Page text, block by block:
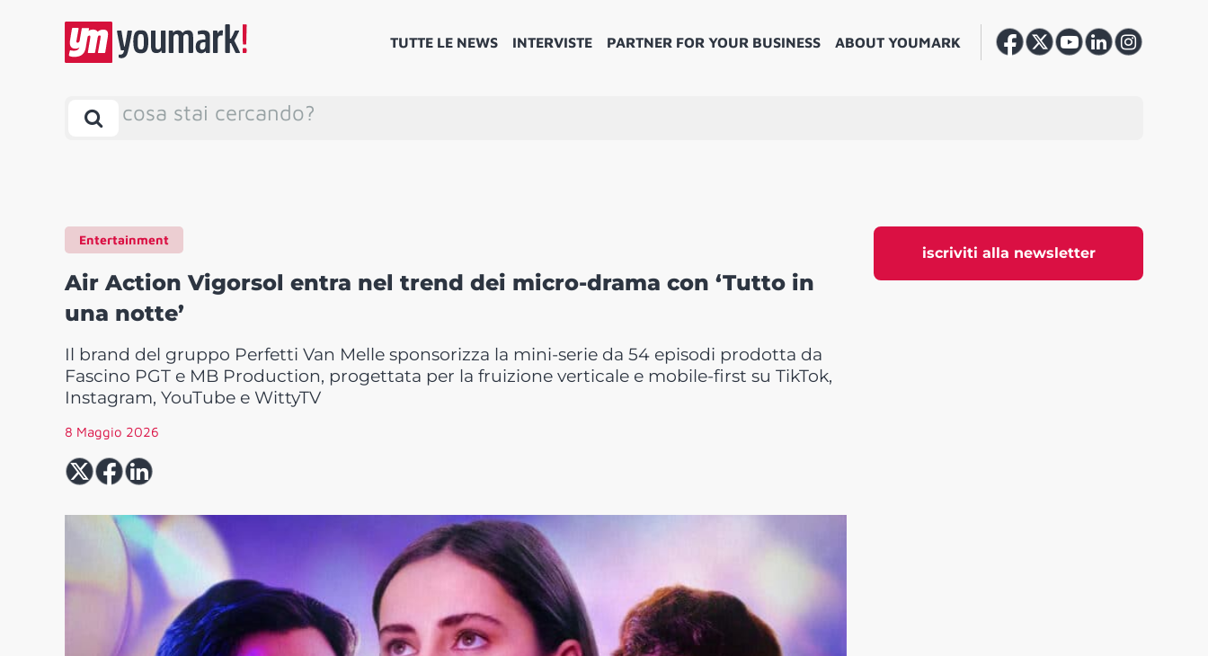
TUTTE LE NEWS INTERVISTE PARTNER FOR YOUR BUSINESS ABOUT YOUMARK
cosa stai cercando?
iscriviti alla newsletter
Entertainment
Air Action Vigorsol entra nel trend dei micro-drama con ‘Tutto in
una notte’
Il brand del gruppo Perfetti Van Melle sponsorizza la mini-serie da 54 episodi prodotta da
Fascino PGT e MB Production, progettata per la fruizione verticale e mobile-first su TikTok,
Instagram, YouTube e WittyTV
8 Maggio 2026